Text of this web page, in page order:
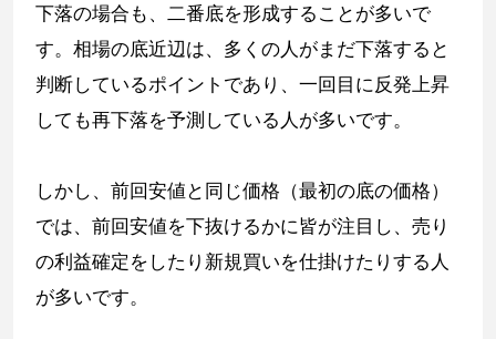
下落の場合も、二番底を形成することが多いで
す。相場の底近辺は、多くの人がまだ下落すると
判断しているポイントであり、一回目に反発上昇
しても再下落を予測している人が多いです。
しかし、前回安値と同じ価格（最初の底の価格）
では、前回安値を下抜けるかに皆が注目し、売り
の利益確定をしたり新規買いを仕掛けたりする人
が多いです。